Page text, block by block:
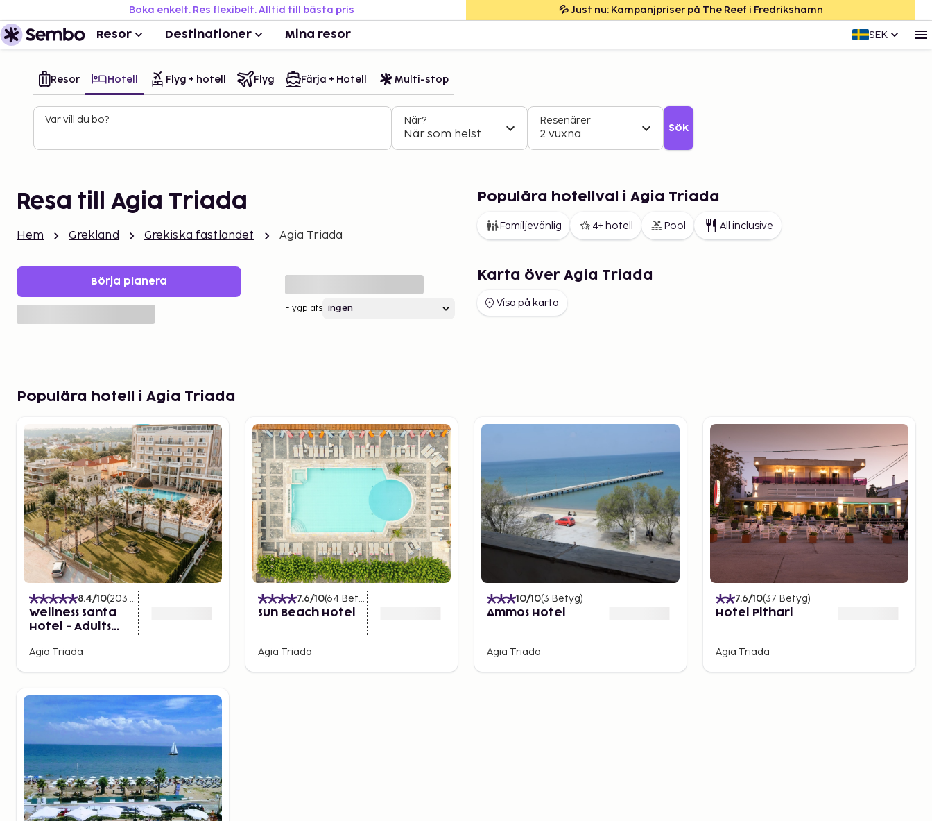
Boka enkelt. Res flexibelt. Alltid till bästa pris 💦 Just nu: Kampanjpriser på The Reef i Fredrikshamn
Resor Destinationer Mina resor SEK
Resor Hotell Flyg + hotell Flyg Färja + Hotell Multi-stop
Var vill du bo? När?
När som helst
Resenärer
2 vuxna Sök
Resa till Agia Triada
Hem Grekland Grekiska fastlandet Agia Triada
Börja planera
Flygplats
Populära hotellval i Agia Triada
Familjevänlig 4+ hotell Pool All inclusive
Karta över Agia Triada
Visa på karta
Populära hotell i Agia Triada
8.4/10(203 Betyg
Wellness Santa
Hotel - Adults
Agia Triada
7.6/10(64 Betyg
Sun Beach Hotel
Agia Triada
10/10(3 Betyg)
Ammos Hotel
Agia Triada
7.6/10(37 Betyg)
Hotel Pithari
Agia Triada